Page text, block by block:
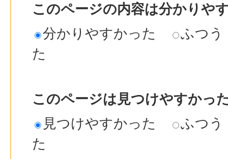
このページの内容は分かりや
分かりやすかった
ふつう
た
このページは見つけやすかっ
見つけやすかった
ふつう
た